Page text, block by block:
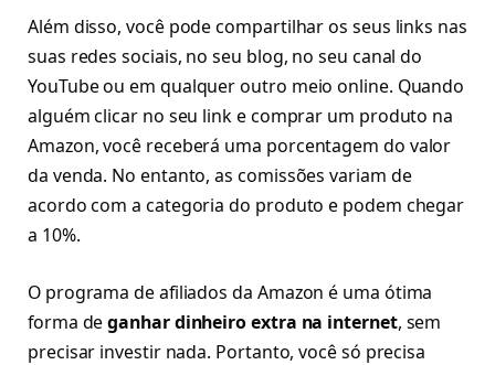
Além disso, você pode compartilhar os seus links nas
suas redes sociais, no seu blog, no seu canal do
YouTube ou em qualquer outro meio online. Quando
alguém clicar no seu link e comprar um produto na
Amazon, você receberá uma porcentagem do valor
da venda. No entanto, as comissões variam de
acordo com a categoria do produto e podem chegar
a 10%.
O programa de afiliados da Amazon é uma ótima
forma deganhar dinheiro extra na internet, sem
precisar investir nada. Portanto, você só precisa